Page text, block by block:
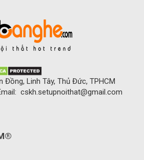
Đồng, Linh Tây, Thủ Đức, TPHCM
cskh.setupnoithat@gmail.com